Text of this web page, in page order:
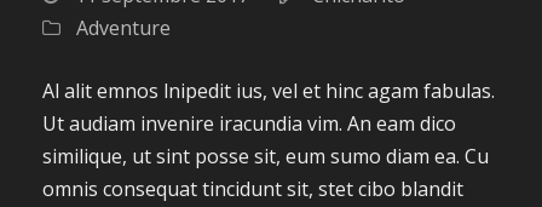
Adventure
Al alit emnos lnipedit ius, vel et hinc agam fabulas.
Ut audiam invenire iracundia vim. An eam dico
similique, ut sint posse sit, eum sumo diam ea. Cu
omnis consequat tincidunt sit, stet cibo blandit